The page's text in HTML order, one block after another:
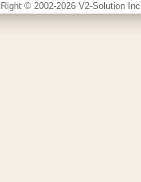
© 2002-2026 V2-Solution